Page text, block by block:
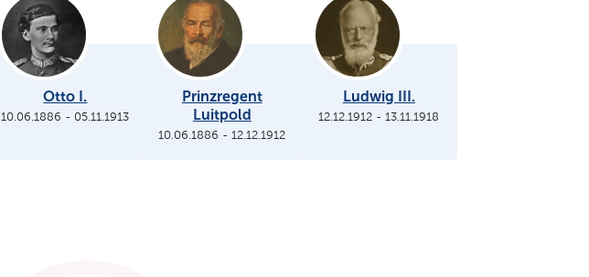
Otto I.
10.06.1886 - 05.11.1913
Prinzregent
Luitpold
10.06.1886 -12.12.1912
Ludwig III.
12.12.1912 -13.11.1918